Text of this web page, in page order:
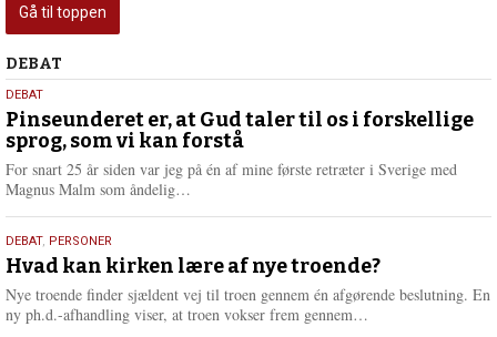
Gå til toppen
Debat
DEBAT
5.
august
2026
DEBAT
Pinseunderet er, at Gud taler til os i forskellige
sprog, som vi kan forstå
For snart 25 år siden var jeg på én af mine første retræter i Sverige med
Magnus Malm som åndelig…
e
r
e
25.
juli
2026
DEBAT, PERSONER
Hvad kan kirken lære af nye troende?
Nye troende finder sjældent vej til troen gennem én afgørende beslutning. En
ny ph.d.-afhandling viser, at troen vokser frem gennem…